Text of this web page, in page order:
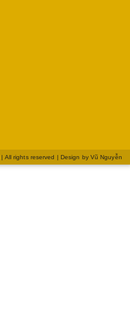
| All rights reserved | Design by Vũ Nguyễn